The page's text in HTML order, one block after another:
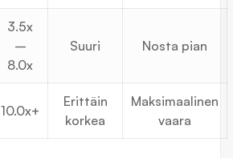
3.5x
–
8.0x
Suuri Nosta pian
10.0x+
Erittäin
korkea
Maksimaalinen
vaara